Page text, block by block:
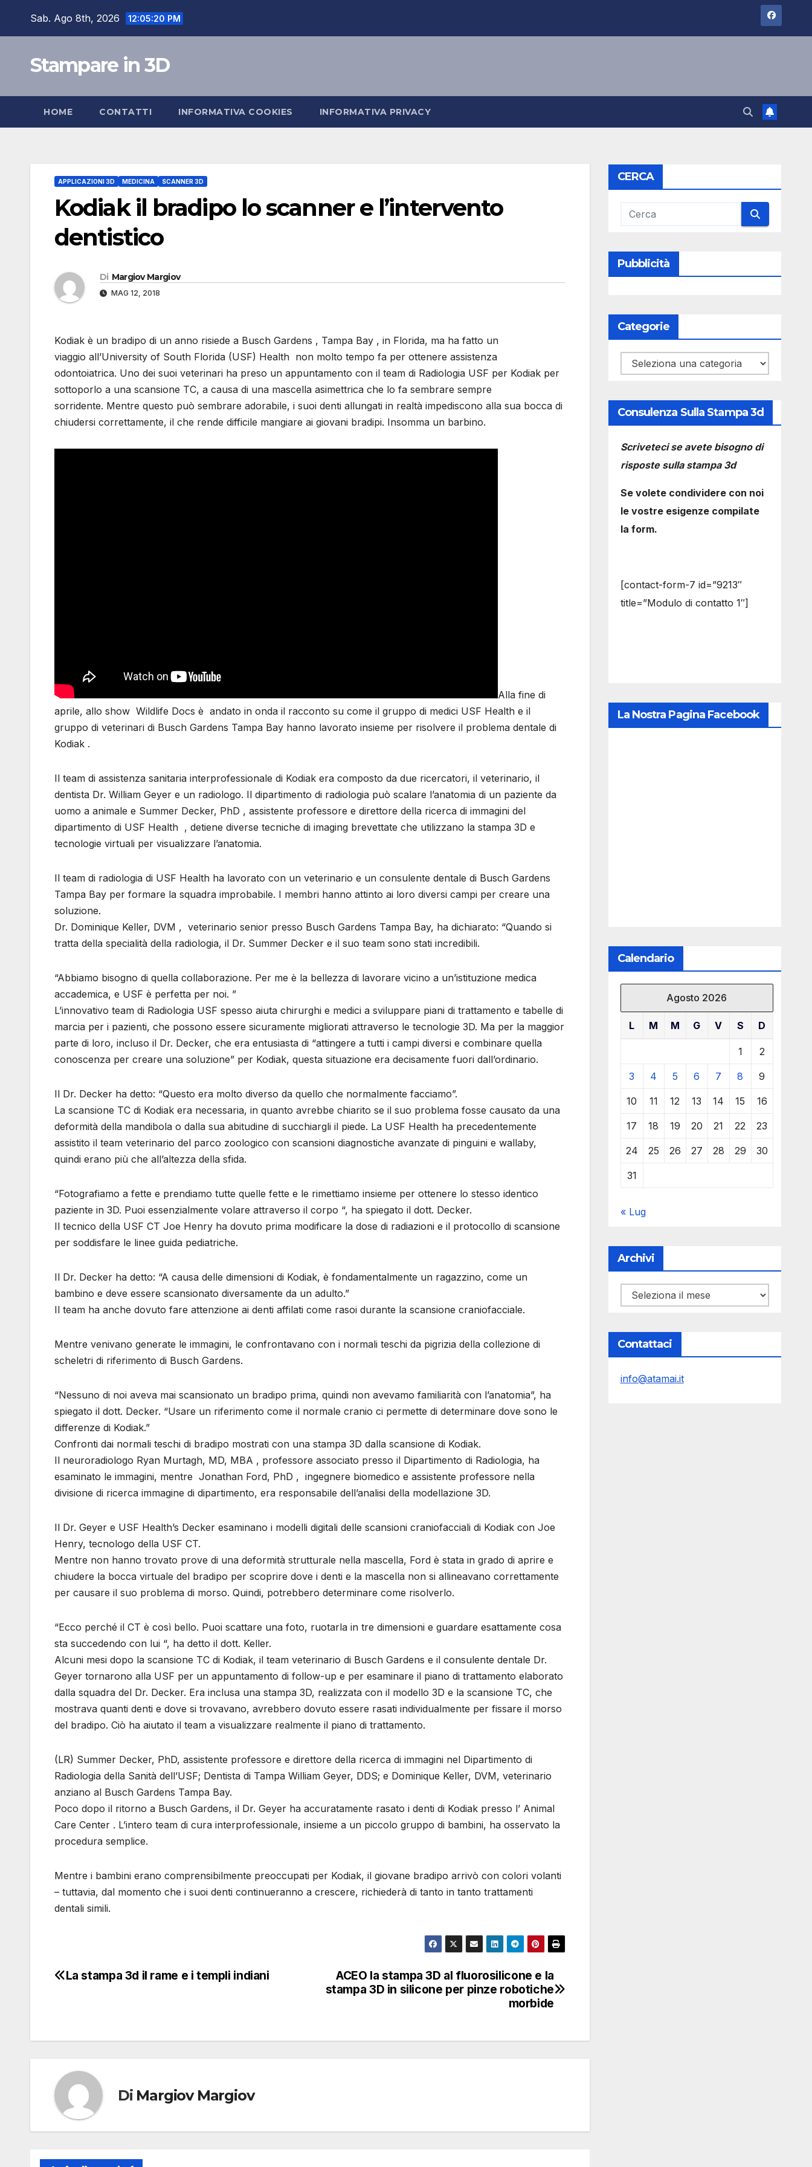
Sab. Ago 8th, 2026 12:05:21 PM
Stampare in 3D
HOME CONTATTI INFORMATIVA COOKIES INFORMATIVA PRIVACY
APPLICAZIONI 3D MEDICINA SCANNER 3D
Kodiak il bradipo lo scanner e l’intervento
dentistico
Di Margiov Margiov
MAG 12, 2018
Kodiak è un bradipo di un anno risiede a Busch Gardens , Tampa Bay , in Florida, ma ha fatto un
viaggio all’University of South Florida (USF) Health non molto tempo fa per ottenere assistenza
odontoiatrica. Uno dei suoi veterinari ha preso un appuntamento con il team di Radiologia USF per Kodiak per
sottoporlo a una scansione TC, a causa di una mascella asimettrica che lo fa sembrare sempre
sorridente. Mentre questo può sembrare adorabile, i suoi denti allungati in realtà impediscono alla sua bocca di
chiudersi correttamente, il che rende difficile mangiare ai giovani bradipi. Insomma un barbino.
Alla fine di
aprile, allo show Wildlife Docs è andato in onda il racconto su come il gruppo di medici USF Health e il
gruppo di veterinari di Busch Gardens Tampa Bay hanno lavorato insieme per risolvere il problema dentale di
Kodiak .
Il team di assistenza sanitaria interprofessionale di Kodiak era composto da due ricercatori, il veterinario, il
dentista Dr. William Geyer e un radiologo. Il dipartimento di radiologia può scalare l’anatomia di un paziente da
uomo a animale e Summer Decker, PhD , assistente professore e direttore della ricerca di immagini del
dipartimento di USF Health , detiene diverse tecniche di imaging brevettate che utilizzano la stampa 3D e
tecnologie virtuali per visualizzare l’anatomia.
Il team di radiologia di USF Health ha lavorato con un veterinario e un consulente dentale di Busch Gardens
Tampa Bay per formare la squadra improbabile. I membri hanno attinto ai loro diversi campi per creare una
soluzione.
Dr. Dominique Keller, DVM , veterinario senior presso Busch Gardens Tampa Bay, ha dichiarato: “Quando si
tratta della specialità della radiologia, il Dr. Summer Decker e il suo team sono stati incredibili.
“Abbiamo bisogno di quella collaborazione. Per me è la bellezza di lavorare vicino a un’istituzione medica
accademica, e USF è perfetta per noi. ”
L’innovativo team di Radiologia USF spesso aiuta chirurghi e medici a sviluppare piani di trattamento e tabelle di
marcia per i pazienti, che possono essere sicuramente migliorati attraverso le tecnologie 3D. Ma per la maggior
parte di loro, incluso il Dr. Decker, che era entusiasta di “attingere a tutti i campi diversi e combinare quella
conoscenza per creare una soluzione” per Kodiak, questa situazione era decisamente fuori dall’ordinario.
Il Dr. Decker ha detto: “Questo era molto diverso da quello che normalmente facciamo”.
La scansione TC di Kodiak era necessaria, in quanto avrebbe chiarito se il suo problema fosse causato da una
deformità della mandibola o dalla sua abitudine di succhiargli il piede. La USF Health ha precedentemente
assistito il team veterinario del parco zoologico con scansioni diagnostiche avanzate di pinguini e wallaby,
quindi erano più che all’altezza della sfida.
“Fotografiamo a fette e prendiamo tutte quelle fette e le rimettiamo insieme per ottenere lo stesso identico
paziente in 3D. Puoi essenzialmente volare attraverso il corpo “, ha spiegato il dott. Decker.
Il tecnico della USF CT Joe Henry ha dovuto prima modificare la dose di radiazioni e il protocollo di scansione
per soddisfare le linee guida pediatriche.
Il Dr. Decker ha detto: “A causa delle dimensioni di Kodiak, è fondamentalmente un ragazzino, come un
bambino e deve essere scansionato diversamente da un adulto.”
Il team ha anche dovuto fare attenzione ai denti affilati come rasoi durante la scansione craniofacciale.
Mentre venivano generate le immagini, le confrontavano con i normali teschi da pigrizia della collezione di
scheletri di riferimento di Busch Gardens.
“Nessuno di noi aveva mai scansionato un bradipo prima, quindi non avevamo familiarità con l’anatomia”, ha
spiegato il dott. Decker. “Usare un riferimento come il normale cranio ci permette di determinare dove sono le
differenze di Kodiak.”
Confronti dai normali teschi di bradipo mostrati con una stampa 3D dalla scansione di Kodiak.
Il neuroradiologo Ryan Murtagh, MD, MBA , professore associato presso il Dipartimento di Radiologia, ha
esaminato le immagini, mentre Jonathan Ford, PhD , ingegnere biomedico e assistente professore nella
divisione di ricerca immagine di dipartimento, era responsabile dell’analisi della modellazione 3D.
Il Dr. Geyer e USF Health’s Decker esaminano i modelli digitali delle scansioni craniofacciali di Kodiak con Joe
Henry, tecnologo della USF CT.
Mentre non hanno trovato prove di una deformità strutturale nella mascella, Ford è stata in grado di aprire e
chiudere la bocca virtuale del bradipo per scoprire dove i denti e la mascella non si allineavano correttamente
per causare il suo problema di morso. Quindi, potrebbero determinare come risolverlo.
“Ecco perché il CT è così bello. Puoi scattare una foto, ruotarla in tre dimensioni e guardare esattamente cosa
sta succedendo con lui “, ha detto il dott. Keller.
Alcuni mesi dopo la scansione TC di Kodiak, il team veterinario di Busch Gardens e il consulente dentale Dr.
Geyer tornarono alla USF per un appuntamento di follow-up e per esaminare il piano di trattamento elaborato
dalla squadra del Dr. Decker. Era inclusa una stampa 3D, realizzata con il modello 3D e la scansione TC, che
mostrava quanti denti e dove si trovavano, avrebbero dovuto essere rasati individualmente per fissare il morso
del bradipo. Ciò ha aiutato il team a visualizzare realmente il piano di trattamento.
(LR) Summer Decker, PhD, assistente professore e direttore della ricerca di immagini nel Dipartimento di
Radiologia della Sanità dell’USF; Dentista di Tampa William Geyer, DDS; e Dominique Keller, DVM, veterinario
anziano al Busch Gardens Tampa Bay.
Poco dopo il ritorno a Busch Gardens, il Dr. Geyer ha accuratamente rasato i denti di Kodiak presso l’ Animal
Care Center . L’intero team di cura interprofessionale, insieme a un piccolo gruppo di bambini, ha osservato la
procedura semplice.
Mentre i bambini erano comprensibilmente preoccupati per Kodiak, il giovane bradipo arrivò con colori volanti
– tuttavia, dal momento che i suoi denti continueranno a crescere, richiederà di tanto in tanto trattamenti
dentali simili.
Navigazione
ACEO la stampa 3D al fluorosilicone e la
stampa 3D in silicone per pinze robotiche
morbide
La stampa 3d il rame e i templi indiani
Di Margiov Margiov
CERCA
Pubblicità
Categorie
Categorie
Consulenza Sulla Stampa 3d
Scriveteci se avete bisogno di
risposte sulla stampa 3d
Se volete condividere con noi
le vostre esigenze compilate
la form.
[contact-form-7 id=”9213″
title=”Modulo di contatto 1″]
La Nostra Pagina Facebook
Calendario
Agosto 2026
L M M G V S D
1 2
3 4 5 6 7 8 9
10 11 12 13 14 15 16
17 18 19 20 21 22 23
24 25 26 27 28 29 30
31
« Lug
Archivi
Archivi
Contattaci
info@atamai.it